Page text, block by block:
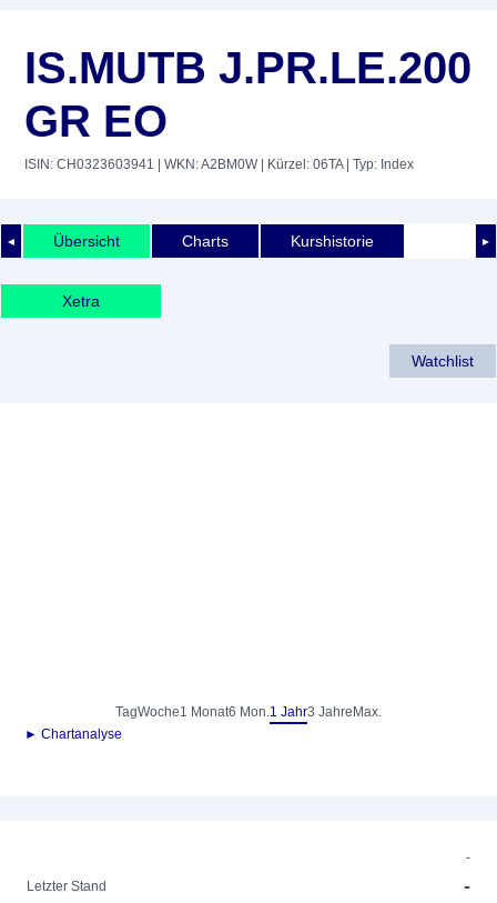
IS.MUTB J.PR.LE.200
GR EO
ISIN: CH0323603941 | WKN: A2BM0W| Kürzel: 06TA| Typ: Index
◄ ►
Übersicht Charts Kurshistorie
Xetra
Watchlist
TagWoche1 Monat6 Mon.1 Jahr3 Jahre Max.
► Chartanalyse
-
Letzter Stand
-